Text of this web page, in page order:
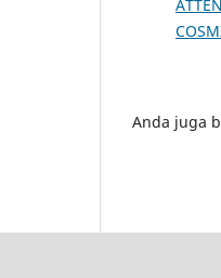
Anda juga